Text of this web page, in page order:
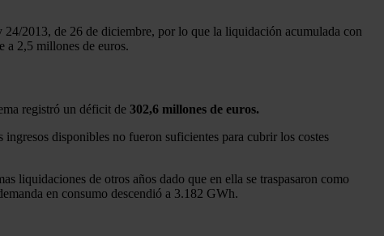
24/2013, de 26 de diciembre, por lo que la liquidación acumulada con
a 2,5 millones de euros.
registró un déficit de 302,6 millones de euros.
ingresos disponibles no fueron suficientes para cubrir los costes
liquidaciones de otros años dado que en ella se traspasaron como
en consumo descendió a 3.182 GWh.